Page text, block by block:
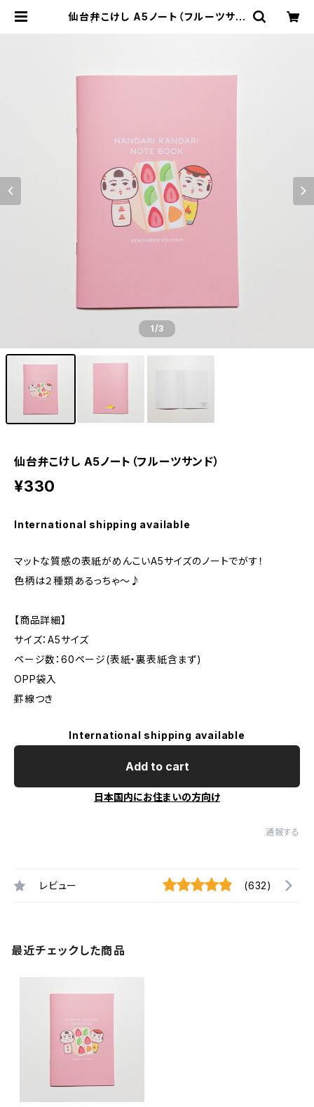
仙台弁こけし A5ノート（フルーツサン
1/3
仙台弁こけし A5ノート（フルーツサンド）
¥330
International shipping available
マットな質感の表紙がめんこいA5サイズのノートでがす！
色柄は２種類あるっちゃ～♪
【商品詳細】
サイズ：A5サイズ
ページ数：60ページ(表紙・裏表紙含まず)
OPP袋入
罫線つき
International shipping available
Add to cart
日本国内にお住まいの方向け
通報する
レビュー (632)
最近チェックした商品